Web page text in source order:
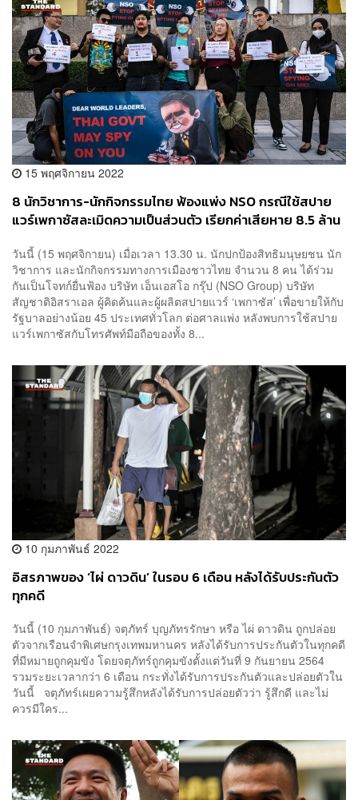
15 พฤศจิกายน 2022
8 นักวิชาการ-นักกิจกรรมไทย ฟ้องแพ่ง NSO กรณีใช้สปาย
แวร์เพกาซัสละเมิดความเป็นส่วนตัว เรียกค่าเสียหาย 8.5 ล้าน
วันนี้ (15 พฤศจิกายน) เมื่อเวลา 13.30 น. นักปกป้องสิทธิมนุษยชน นัก
วิชาการ และนักกิจกรรมทางการเมืองชาวไทย จำนวน 8 คน ได้ร่วม
กันเป็นโจทก์ยื่นฟ้อง บริษัท เอ็นเอสโอ กรุ๊ป (NSO Group) บริษัท
สัญชาติอิสราเอล ผู้คิดค้นและผู้ผลิตสปายแวร์ ‘เพกาซัส’ เพื่อขายให้กับ
รัฐบาลอย่างน้อย 45 ประเทศทั่วโลก ต่อศาลแพ่ง หลังพบการใช้สปาย
แวร์เพกาซัสกับโทรศัพท์มือถือของทั้ง 8...
10 กุมภาพันธ์ 2022
อิสรภาพของ ‘ไผ่ ดาวดิน’ ในรอบ 6 เดือน หลังได้รับประกันตัว
ทุกคดี
วันนี้ (10 กุมภาพันธ์) จตุภัทร์ บุญภัทรรักษา หรือ ไผ่ ดาวดิน ถูกปล่อย
ตัวจากเรือนจำพิเศษกรุงเทพมหานคร หลังได้รับการประกันตัวในทุกคดี
ที่มีหมายถูกคุมขัง โดยจตุภัทร์ถูกคุมขังตั้งแต่วันที่ 9 กันยายน 2564
รวมระยะเวลากว่า 6 เดือน กระทั่งได้รับการประกันตัวและปล่อยตัวใน
วันนี้ จตุภัทร์เผยความรู้สึกหลังได้รับการปล่อยตัวว่า รู้สึกดี และไม่
ควรมีใคร...